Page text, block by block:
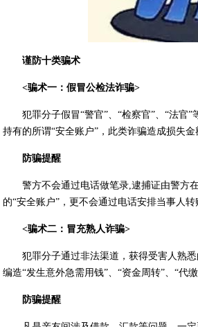
谨防十类骗术
<骗术一：假冒公检法诈骗>
犯罪分子假冒“警官”、“检察官”、“法官
持有的所谓“安全账户”，此类诈骗造成损失金
防骗提醒
警方不会通过电话做笔录,逮捕证由警方
的“安全账户”，更不会通过电话安排当事人转
<骗术二：冒充熟人诈骗>
犯罪分子通过非法渠道，获得受害人熟
编造“发生意外急需用钱”、“资金周转”、“代
防骗提醒